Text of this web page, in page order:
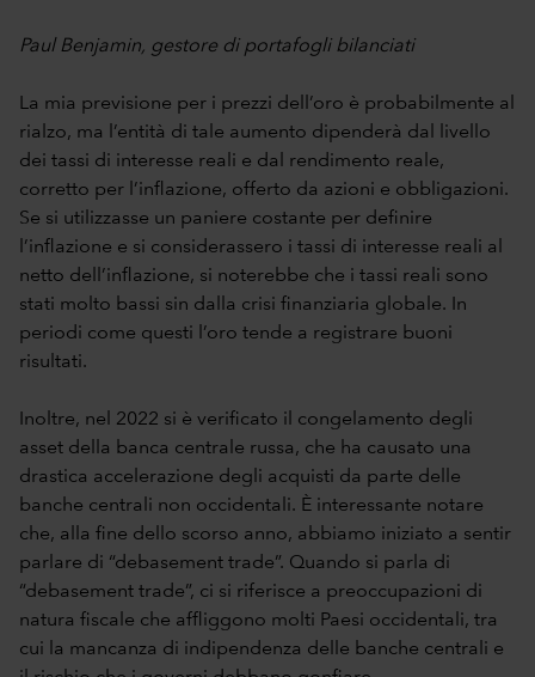
Paul Benjamin, gestore di portafogli bilanciati
La mia previsione per i prezzi dell’oro è probabilmente al
rialzo, ma l’entità di tale aumento dipenderà dal livello
dei tassi di interesse reali e dal rendimento reale,
corretto per l’inflazione, offerto da azioni e obbligazioni.
Se si utilizzasse un paniere costante per definire
l’inflazione e si considerassero i tassi di interesse reali al
netto dell’inflazione, si noterebbe che i tassi reali sono
stati molto bassi sin dalla crisi finanziaria globale. In
periodi come questi l’oro tende a registrare buoni
risultati.
Inoltre, nel 2022 si è verificato il congelamento degli
asset della banca centrale russa, che ha causato una
drastica accelerazione degli acquisti da parte delle
banche centrali non occidentali. È interessante notare
che, alla fine dello scorso anno, abbiamo iniziato a sentir
parlare di “debasement trade”. Quando si parla di
“debasement trade”, ci si riferisce a preoccupazioni di
natura fiscale che affliggono molti Paesi occidentali, tra
cui la mancanza di indipendenza delle banche centrali e